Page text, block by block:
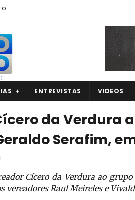
ENTREVISTAS VIDEOS
da Verdura
Serafim,
Cícero da Verdura ao
vereadores Raul Meireles e